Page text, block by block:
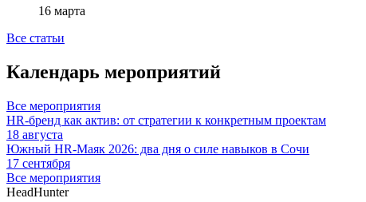
16 марта
Все статьи
Календарь мероприятий
Все мероприятия
HR-бренд как актив: от стратегии к конкретным проектам
18 августа
Южный HR-Маяк 2026: два дня о силе навыков в Сочи
17 сентября
Все мероприятия
HeadHunter